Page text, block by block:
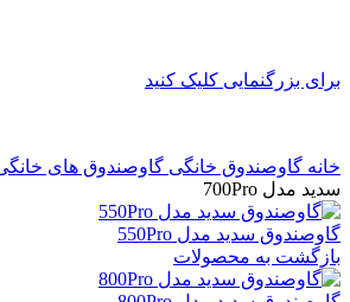
برای بزرگنمایی کلیک کنید
خانه گاوصندوق خانگی گاوصندوق های
سدید مدل 700Pro
گاوصندوق سدید مدل 550Pro
بازگشت به محصولات